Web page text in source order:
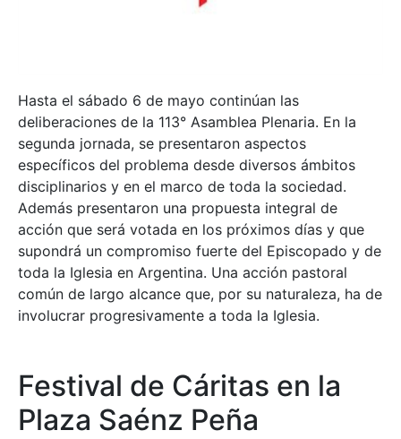
Hasta el sábado 6 de mayo continúan las
deliberaciones de la 113° Asamblea Plenaria. En la
segunda jornada, se presentaron aspectos
específicos del problema desde diversos ámbitos
disciplinarios y en el marco de toda la sociedad.
Además presentaron una propuesta integral de
acción que será votada en los próximos días y que
supondrá un compromiso fuerte del Episcopado y de
toda la Iglesia en Argentina. Una acción pastoral
común de largo alcance que, por su naturaleza, ha de
involucrar progresivamente a toda la Iglesia.
Festival de Cáritas en la
Plaza Saénz Peña